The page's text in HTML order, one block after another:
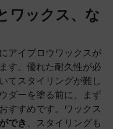
ワックス、な
アイブロウワックスが
す。優れた耐久性が必
てスタイリングが難し
ダーを塗る前に、まず
すすめです。ワックス
でき
、スタイリングも